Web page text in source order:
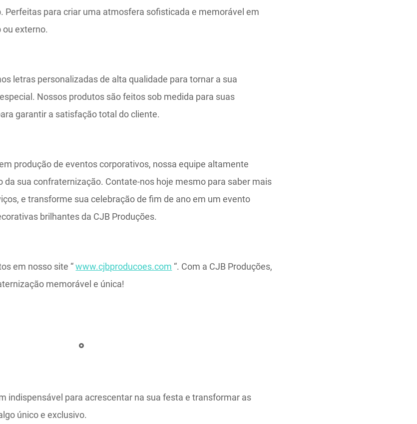
Perfeitas para criar uma atmosfera sofisticada e memorável em
ou externo.
letras personalizadas de alta qualidade para tornar a sua
Nossos produtos são feitos sob medida para suas
garantir a satisfação total do cliente.
produção de eventos corporativos, nossa equipe altamente
da sua confraternização. Contate-nos hoje mesmo para saber mais
e transforme sua celebração de fim de ano em um evento
brilhantes da CJB Produções.
em nosso site “www.cjbproducoes.com “. Com a CJB Produções,
memorável e única!
indispensável para acrescentar na sua festa e transformar as
único e exclusivo.